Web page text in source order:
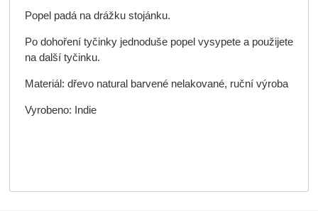
Popel padá na drážku stojánku.
Po dohoření tyčinky jednoduše popel vysypete a použijete
na další tyčinku.
Materiál: dřevo natural barvené nelakované, ruční výroba
Vyrobeno: Indie